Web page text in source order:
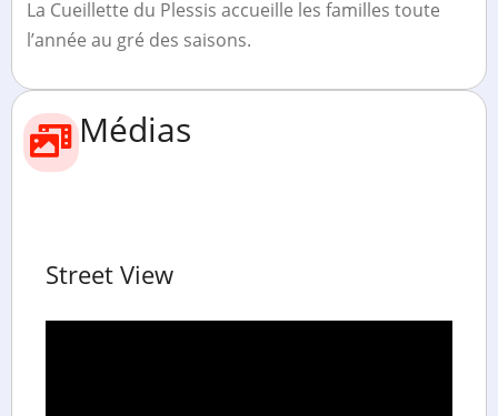
La Cueillette du Plessis accueille les familles toute
l’année au gré des saisons.
Médias
Street View